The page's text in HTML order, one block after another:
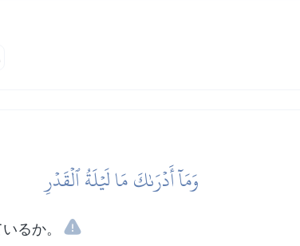
وَمَآ أَدۡرَىٰكَ مَا لَيۡلَةُ ٱلۡقَدۡرِ
るか。